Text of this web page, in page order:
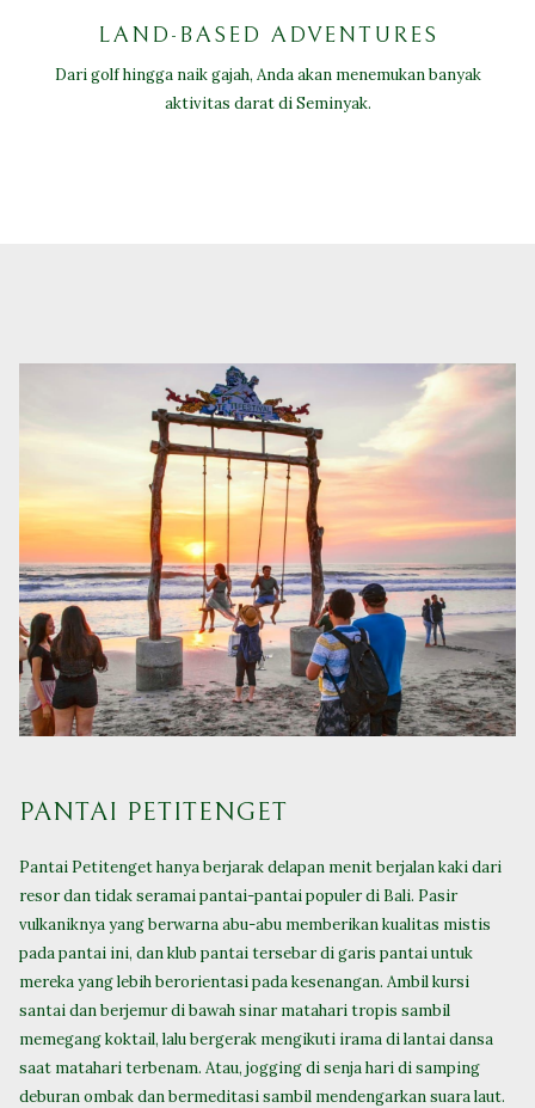
LAND-BASED ADVENTURES
Dari golf hingga naik gajah, Anda akan menemukan banyak
aktivitas darat di Seminyak.
PANTAI PETITENGET
Pantai Petitenget hanya berjarak delapan menit berjalan kaki dari
resor dan tidak seramai pantai-pantai populer di Bali. Pasir
vulkaniknya yang berwarna abu-abu memberikan kualitas mistis
pada pantai ini, dan klub pantai tersebar di garis pantai untuk
mereka yang lebih berorientasi pada kesenangan. Ambil kursi
santai dan berjemur di bawah sinar matahari tropis sambil
memegang koktail, lalu bergerak mengikuti irama di lantai dansa
saat matahari terbenam. Atau, jogging di senja hari di samping
deburan ombak dan bermeditasi sambil mendengarkan suara laut.